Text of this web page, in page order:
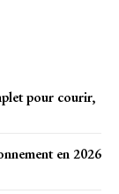
pour courir,
en 2026